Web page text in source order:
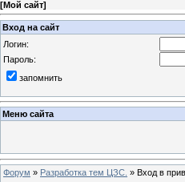
[Мой сайт]
Вход на сайт
Логин:
Пароль:
запомнить
Меню сайта
Форум » Разработка тем ЦЗС. » Вход в